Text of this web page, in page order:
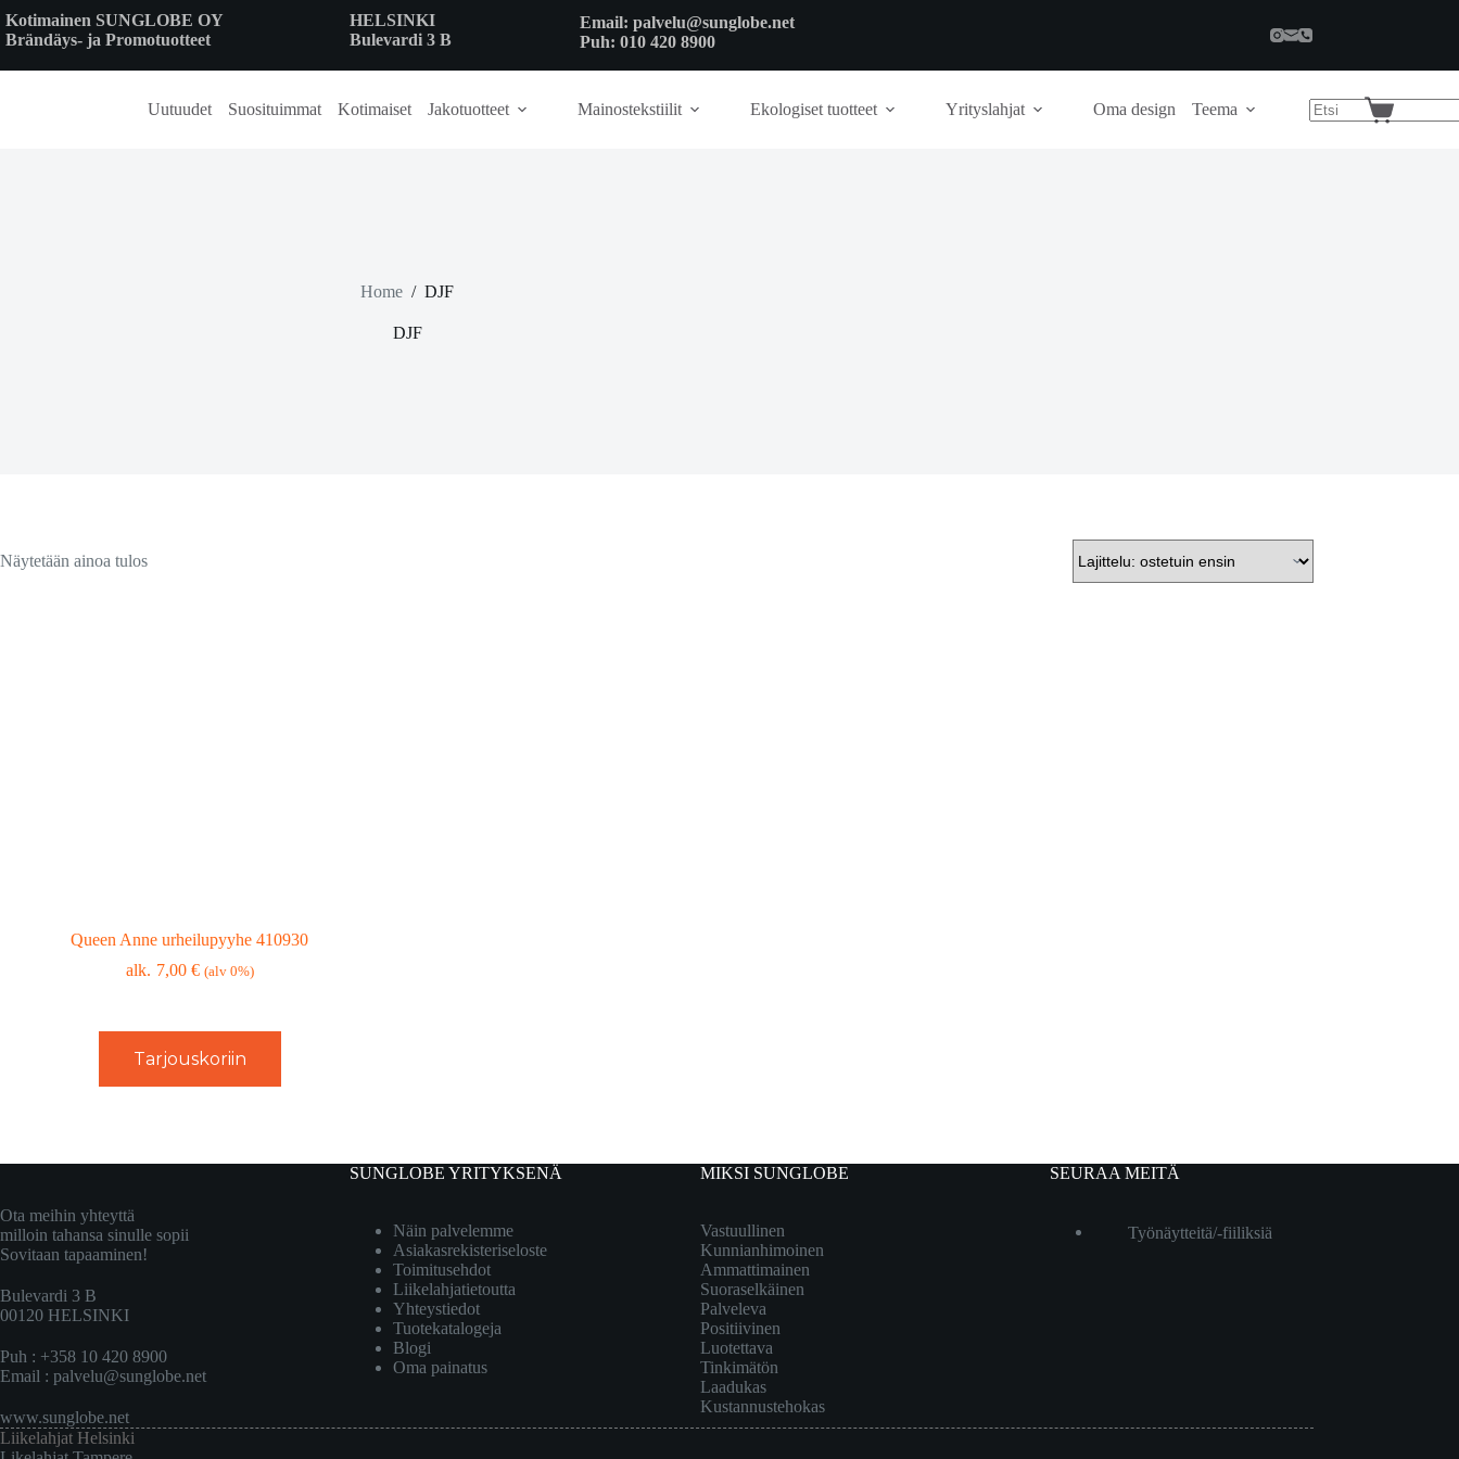
to
content
Kotimainen SUNGLOBE OY
Brändäys- ja Promotuotteet
HELSINKI
Bulevardi 3 B
Email: palvelu@sunglobe.net
Puh: 010 420 8900
Uutuudet Suosituimmat Kotimaiset Jakotuotteet Mainostekstiilit Ekologiset tuotteet Yrityslahjat Oma design Teema
Shopping
Home / DJF
DJF
Näytetään ainoa tulos
Queen Anne urheilupyyhe 410930
7,00 € (alv 0%)
Tarjouskoriin
Ota meihin yhteyttä
milloin tahansa sinulle sopii
Sovitaan tapaaminen!
Bulevardi 3 B
00120 HELSINKI
Puh : +358 10 420 8900
Email : palvelu@sunglobe.net
www.sunglobe.net
SUNGLOBE YRITYKSENÄ
Näin palvelemme
Asiakasrekisteriseloste
Toimitusehdot
Liikelahjatietoutta
Yhteystiedot
Tuotekatalogeja
Blogi
Oma painatus
MIKSI SUNGLOBE
Vastuullinen
Kunnianhimoinen
Ammattimainen
Suoraselkäinen
Palveleva
Positiivinen
Luotettava
Tinkimätön
Laadukas
Kustannustehokas
SEURAA MEITÄ
Työnäytteitä/-fiiliksiä
Liikelahjat Helsinki